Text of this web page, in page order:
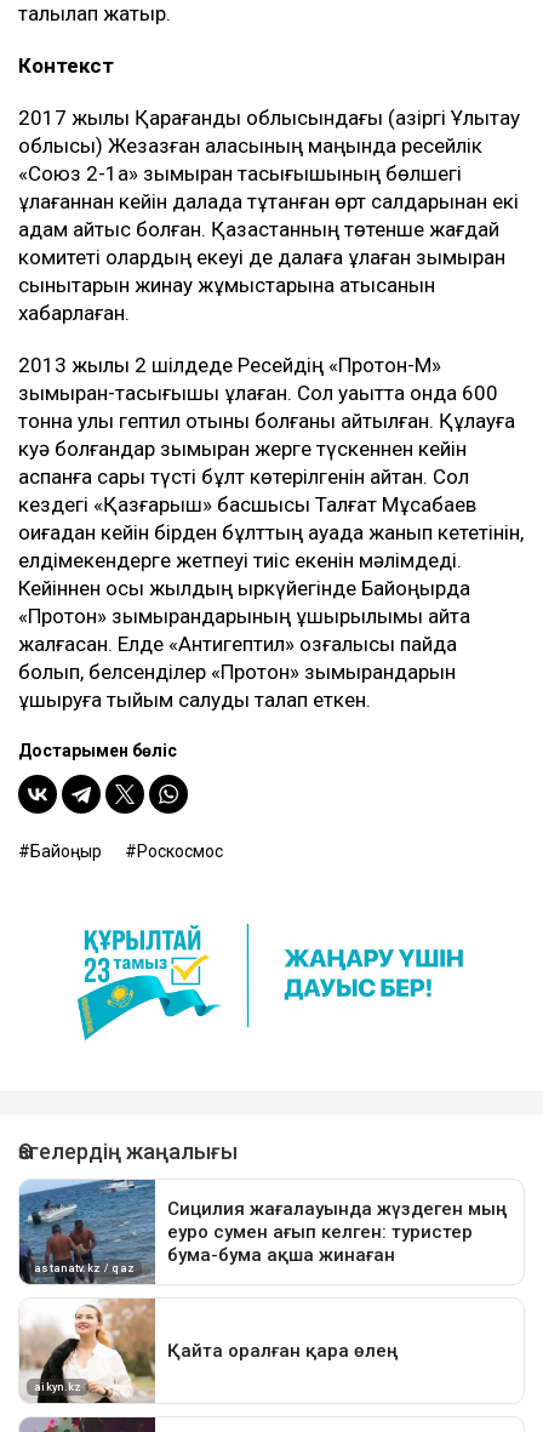
талқылап жатыр.
Контекст
2017 жылы Қарағанды облысындағы (қазіргі Ұлытау
облысы) Жезқазған қаласының маңында ресейлік
«Союз 2-1а» зымыран тасығышының бөлшегі
құлағаннан кейін далада тұтанған өрт салдарынан екі
адам қайтыс болған. Қазақстанның төтенше жағдай
комитеті олардың екеуі де далаға құлаған зымыран
сынықтарын жинау жұмыстарына қатысқанын
хабарлаған.
2013 жылы 2 шілдеде Ресейдің «Протон-М»
зымыран-тасығышы құлаған. Сол уақытта онда 600
тонна улы гептил отыны болғаны айтылған. Құлауға
куә болғандар зымыран жерге түскеннен кейін
аспанға сары түсті бұлт көтерілгенін айтқан. Сол
кездегі «Қазғарыш» басшысы Талғат Мұсабаев
оқиғадан кейін бірден бұлттың ауада жанып кететінін,
елдімекендерге жетпеуі тиіс екенін мәлімдеді.
Кейіннен осы жылдың қыркүйегінде Байқоңырда
«Протон» зымырандарының ұшырылымы қайта
жалғасқан. Елде «Антигептил» қозғалысы пайда
болып, белсенділер «Протон» зымырандарын
ұшыруға тыйым салуды талап еткен.
Достарыңмен бөліс
Байқоңыр Роскосмос